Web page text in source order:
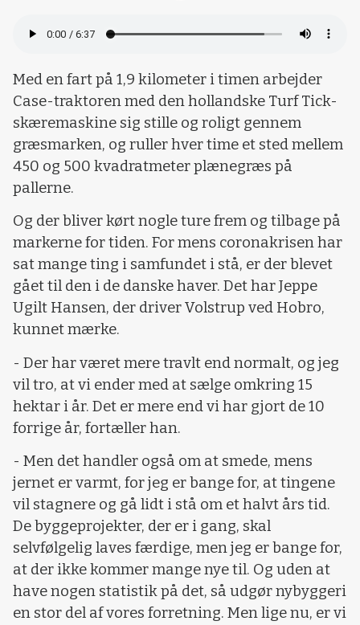
Med en fart på 1,9 kilometer i timen arbejder
Case-traktoren med den hollandske Turf Tick-
skæremaskine sig stille og roligt gennem
græsmarken, og ruller hver time et sted mellem
450 og 500 kvadratmeter plænegræs på
pallerne.
Og der bliver kørt nogle ture frem og tilbage på
markerne for tiden. For mens coronakrisen har
sat mange ting i samfundet i stå, er der blevet
gået til den i de danske haver. Det har Jeppe
Ugilt Hansen, der driver Volstrup ved Hobro,
kunnet mærke.
- Der har været mere travlt end normalt, og jeg
vil tro, at vi ender med at sælge omkring 15
hektar i år. Det er mere end vi har gjort de 10
forrige år, fortæller han.
- Men det handler også om at smede, mens
jernet er varmt, for jeg er bange for, at tingene
vil stagnere og gå lidt i stå om et halvt års tid.
De byggeprojekter, der er i gang, skal
selvfølgelig laves færdige, men jeg er bange for,
at der ikke kommer mange nye til. Og uden at
have nogen statistik på det, så udgør nybyggeri
en stor del af vores forretning. Men lige nu, er vi